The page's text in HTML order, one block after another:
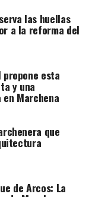
le confió
desde
desde
donde la
durante
Champaña,
días y tres
varias
durante más
las huellas
a la reforma del
propone esta
y una
Marchena
que
de Arcos: La